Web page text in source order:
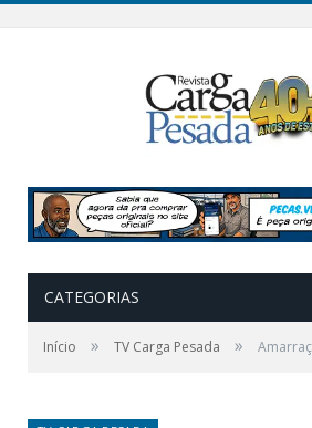
CATEGORIAS
Início » TV Carga Pesada »